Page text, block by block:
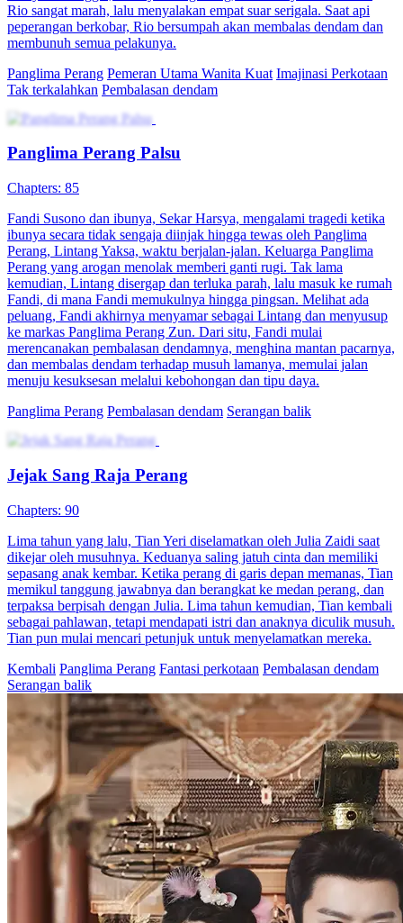
Rio sangat marah, lalu menyalakan empat suar serigala. Saat api
peperangan berkobar, Rio bersumpah akan membalas dendam dan
membunuh semua pelakunya.
Panglima Perang Pemeran Utama Wanita Kuat Imajinasi Perkotaan
Tak terkalahkan Pembalasan dendam
Panglima Perang Palsu
Chapters: 85
Fandi Susono dan ibunya, Sekar Harsya, mengalami tragedi ketika
ibunya secara tidak sengaja diinjak hingga tewas oleh Panglima
Perang, Lintang Yaksa, waktu berjalan-jalan. Keluarga Panglima
Perang yang arogan menolak memberi ganti rugi. Tak lama
kemudian, Lintang disergap dan terluka parah, lalu masuk ke rumah
Fandi, di mana Fandi memukulnya hingga pingsan. Melihat ada
peluang, Fandi akhirnya menyamar sebagai Lintang dan menyusup
ke markas Panglima Perang Zun. Dari situ, Fandi mulai
merencanakan pembalasan dendamnya, menghina mantan pacarnya,
dan membalas dendam terhadap musuh lamanya, memulai jalan
menuju kesuksesan melalui kebohongan dan tipu daya.
Panglima Perang Pembalasan dendam Serangan balik
Jejak Sang Raja Perang
Chapters: 90
Lima tahun yang lalu, Tian Yeri diselamatkan oleh Julia Zaidi saat
dikejar oleh musuhnya. Keduanya saling jatuh cinta dan memiliki
sepasang anak kembar. Ketika perang di garis depan memanas, Tian
memikul tanggung jawabnya dan berangkat ke medan perang, dan
terpaksa berpisah dengan Julia. Lima tahun kemudian, Tian kembali
sebagai pahlawan, tetapi mendapati istri dan anaknya diculik musuh.
Tian pun mulai mencari petunjuk untuk menyelamatkan mereka.
Kembali Panglima Perang Fantasi perkotaan Pembalasan dendam
Serangan balik